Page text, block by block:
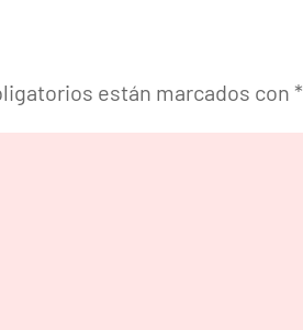
están marcados con *